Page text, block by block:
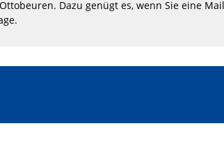
Dazu genügt es, wenn Sie eine